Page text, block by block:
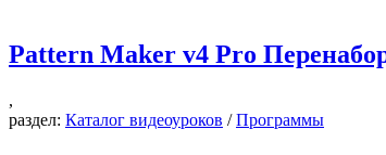
Pattern Maker v4 Pro
,
раздел: Каталог видеоуроков /Программы